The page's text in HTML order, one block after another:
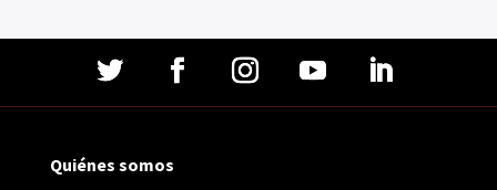
Quiénes somos